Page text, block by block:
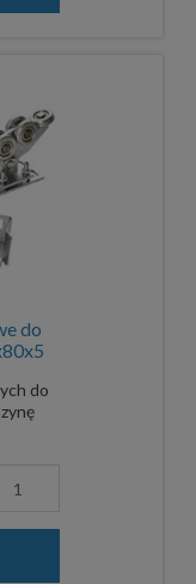
do
do